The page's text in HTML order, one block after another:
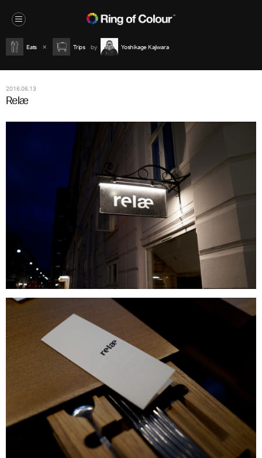
Eats Trips Yoshikage Kajiwara
2016.06.13
Relæ